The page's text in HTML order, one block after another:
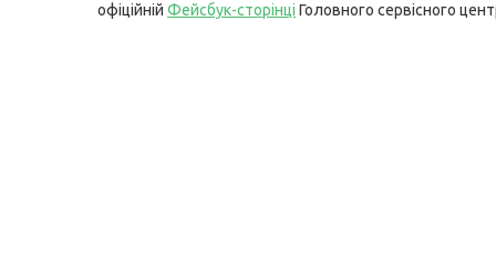
офіційній Фейсбук-сторінці Головного сервісного